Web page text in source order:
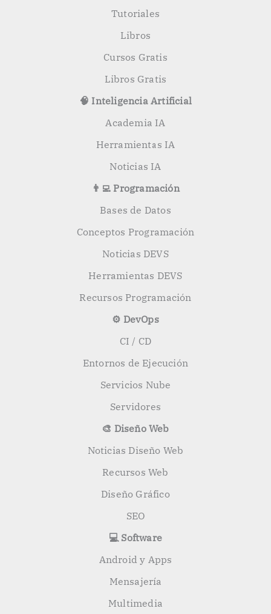
Tutoriales
Libros
Cursos Gratis
Libros Gratis
🧠 Inteligencia Artificial
Academia IA
Herramientas IA
Noticias IA
👨‍💻 Programación
Bases de Datos
Conceptos Programación
Noticias DEVS
Herramientas DEVS
Recursos Programación
⚙️ DevOps
CI / CD
Entornos de Ejecución
Servicios Nube
Servidores
🎨 Diseño Web
Noticias Diseño Web
Recursos Web
Diseño Gráfico
SEO
💻 Software
Android y Apps
Mensajería
Multimedia